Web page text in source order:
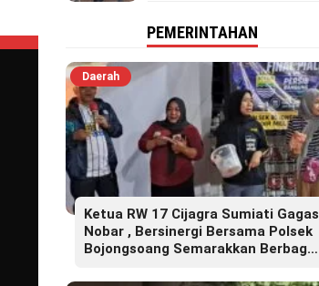
Pelosok.
PEMERINTAHAN
Daerah
Ketua RW 17 Cijagra Sumiati Gagas
Nobar , Bersinergi Bersama Polsek
Bojongsoang Semarakkan Berbagi